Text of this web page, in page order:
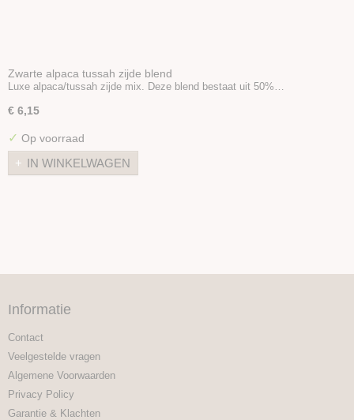
Zwarte alpaca tussah zijde blend
Luxe alpaca/tussah zijde mix. Deze blend bestaat uit 50%…
€ 6,15
✓ Op voorraad
IN WINKELWAGEN
Informatie
Contact
Veelgestelde vragen
Algemene Voorwaarden
Privacy Policy
Garantie & Klachten